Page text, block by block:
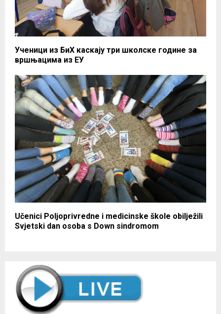
Ученици из БиХ каскају три школске године за
вршњацима из ЕУ
Učenici Poljoprivredne i medicinske škole obilježili
Svjetski dan osoba s Down sindromom